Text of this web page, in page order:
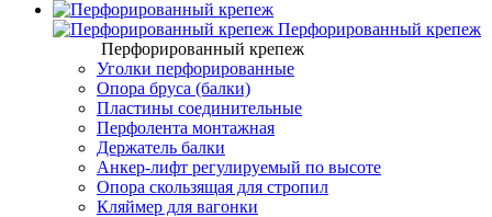
Перфорированный крепеж
Перфорированный крепеж
Уголки перфорированные
Опора бруса (балки)
Пластины соединительные
Перфолента монтажная
Держатель балки
Анкер-лифт регулируемый по высоте
Опора скользящая для стропил
Кляймер для вагонки